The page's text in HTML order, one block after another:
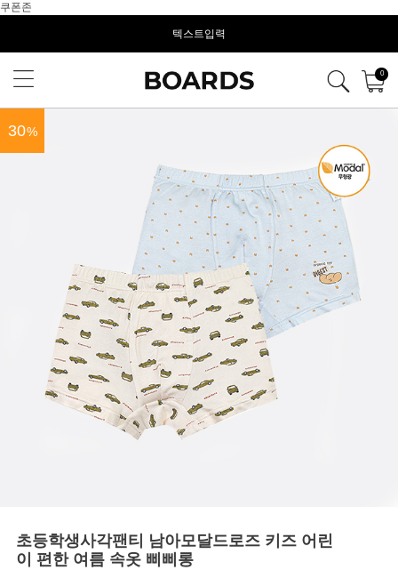
쿠폰존
텍스트입력
0
30%
초등학생사각팬티 남아모달드로즈 키즈 어린
이 편한 여름 속옷 삐삐롱